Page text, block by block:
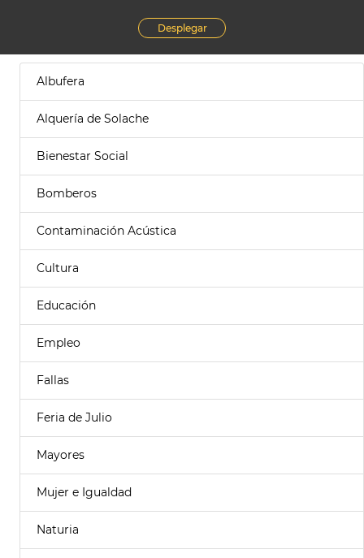
Desplegar
Albufera
Alquería de Solache
Bienestar Social
Bomberos
Contaminación Acústica
Cultura
Educación
Empleo
Fallas
Feria de Julio
Mayores
Mujer e Igualdad
Naturia